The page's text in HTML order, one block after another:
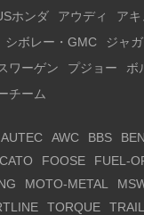
ホンダ アウディ アキ
シボレー・GMC ジャ
ワーゲン プジョー ボ
チーム
AUTEC AWC BBS
FOOSE FUEL-
MOTO-METAL
TORQUE